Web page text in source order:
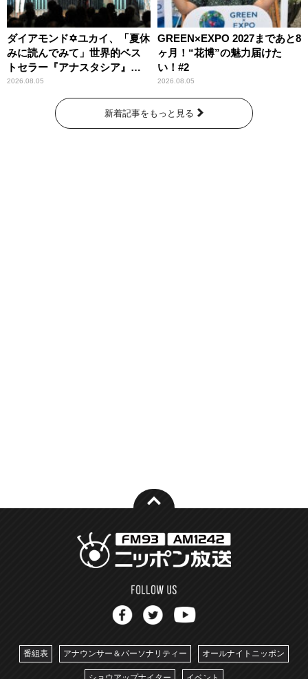
ダイアモンド✡ユカイ、「夏休
みに読んでみて」世界的ベス
トセラー『アナスタシア』を
紹介
2026.08.05
GREEN×EXPO 2027まであと8
ヶ月！“花博”の魅力届けた
い！#2
2026.08.05
新着記事をもっと見る
番組表 アナウンサー＆パーソナリティー オールナイトニッポン